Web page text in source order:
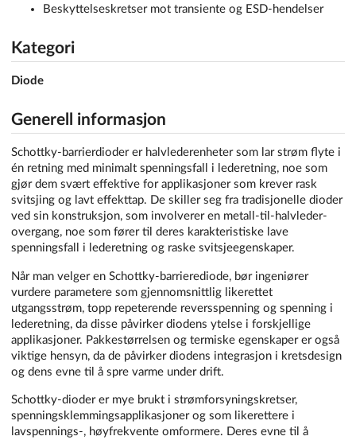
Beskyttelseskretser mot transiente og ESD-hendelser
Kategori
Diode
Generell informasjon
Schottky-barrierdioder er halvlederenheter som lar strøm flyte i
én retning med minimalt spenningsfall i lederetning, noe som
gjør dem svært effektive for applikasjoner som krever rask
svitsjing og lavt effekttap. De skiller seg fra tradisjonelle dioder
ved sin konstruksjon, som involverer en metall-til-halvleder-
overgang, noe som fører til deres karakteristiske lave
spenningsfall i lederetning og raske svitsjeegenskaper.
Når man velger en Schottky-barrierediode, bør ingeniører
vurdere parametere som gjennomsnittlig likerettet
utgangsstrøm, topp repeterende reversspenning og spenning i
lederetning, da disse påvirker diodens ytelse i forskjellige
applikasjoner. Pakkestørrelsen og termiske egenskaper er også
viktige hensyn, da de påvirker diodens integrasjon i kretsdesign
og dens evne til å spre varme under drift.
Schottky-dioder er mye brukt i strømforsyningskretser,
spenningsklemmingsapplikasjoner og som likerettere i
lavspennings-, høyfrekvente omformere. Deres evne til å